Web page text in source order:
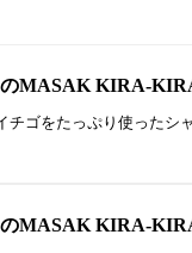
のMASAK KIRA-
ゴをたっぷり使ったシ
のMASAK KIRA-